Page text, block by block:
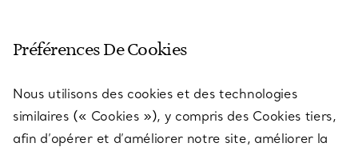
SERVICES
Préférences De Cookies
Nous utilisons des cookies et des technologies
similaires (« Cookies »), y compris des Cookies tiers,
afin d’opérer et d’améliorer notre site, améliorer la